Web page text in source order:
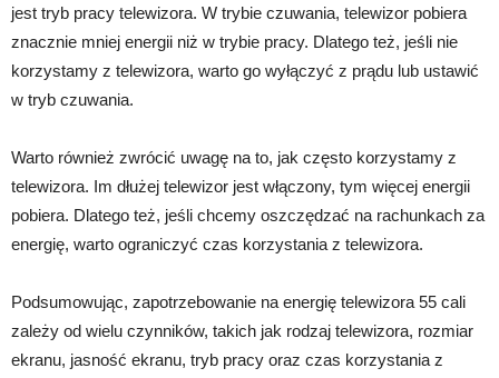
jest tryb pracy telewizora. W trybie czuwania, telewizor pobiera
znacznie mniej energii niż w trybie pracy. Dlatego też, jeśli nie
korzystamy z telewizora, warto go wyłączyć z prądu lub ustawić
w tryb czuwania.
Warto również zwrócić uwagę na to, jak często korzystamy z
telewizora. Im dłużej telewizor jest włączony, tym więcej energii
pobiera. Dlatego też, jeśli chcemy oszczędzać na rachunkach za
energię, warto ograniczyć czas korzystania z telewizora.
Podsumowując, zapotrzebowanie na energię telewizora 55 cali
zależy od wielu czynników, takich jak rodzaj telewizora, rozmiar
ekranu, jasność ekranu, tryb pracy oraz czas korzystania z